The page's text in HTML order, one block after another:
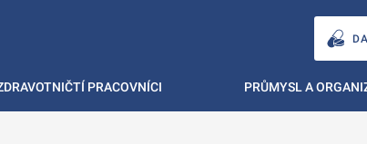
PRACOVNÍCI PRŮMYSL A